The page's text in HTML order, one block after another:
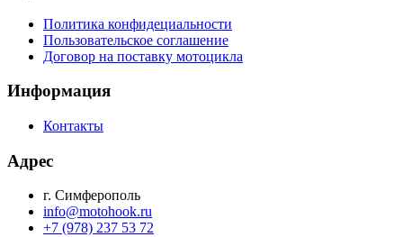
Политика конфидециальности
Пользовательское соглашение
Договор на поставку мотоцикла
Информация
Контакты
Адрес
г. Симферополь
info@motohook.ru
+7 (978) 237 53 72